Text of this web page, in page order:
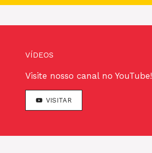
VÍDEOS
Visite nosso canal no YouTube!
VISITAR